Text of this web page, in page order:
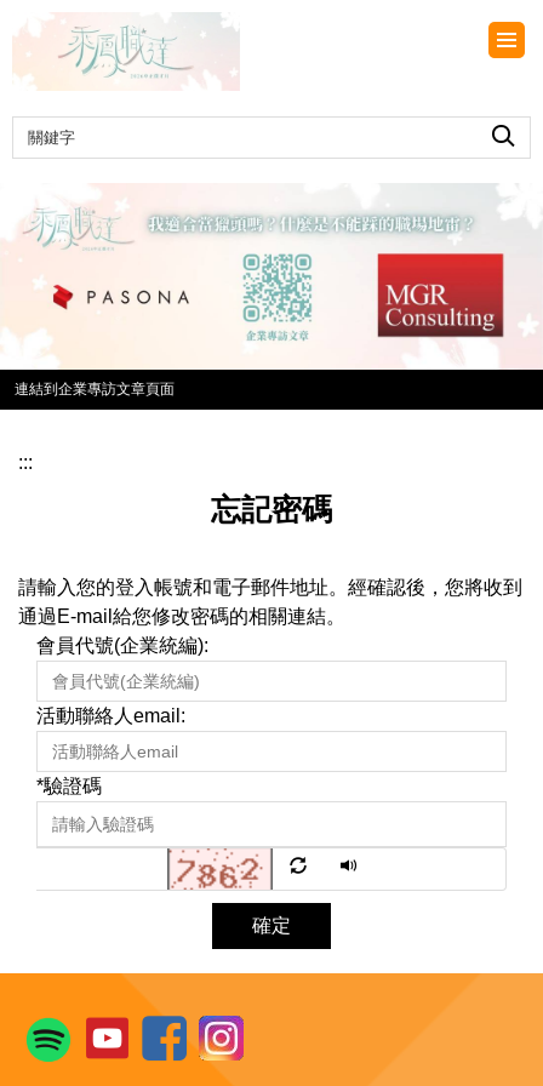
主
內
容
連結到企業專訪文章頁面
:::
忘記密碼
請輸入您的登入帳號和電子郵件地址。經確認後，您將收到
通過E-mail給您修改密碼的相關連結。
會員代號(企業統編):
活動聯絡人email:
*驗證碼
確定